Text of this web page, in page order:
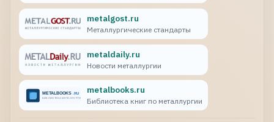
metalgost.ru
Металлургические стандарты
metaldaily.ru
Новости металлургии
metalbooks.ru
Библиотека книг по металлургии